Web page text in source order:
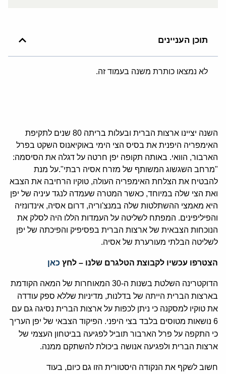
תוכן העניינים
לא נמצאו כותרת משנה בעמוד זה.
השנה יציינו ארצות הברית ובעלות בריתה 80 שנים לתקיפת
האימפריה היפנית את בסיס הצי הימי באוקיאנוס השקט בפרל
הארבור, הוואי. באותה תקופה יפן חרטה על דגלה את הסיסמה:
"מרחב השגשוג המשותף של מזרח אסיה רבתי".על מנת
להבטיח את הצלחת האימפריה העולה, טוקיו הרחיבה את הצבא
ואת הצי שלה במיוחד, כאשר המטרה שעמדה לנגד עיניה של יפן
היא מאמצי ההשתלטות שלה במנצ'וריה, דרום אסיה, אינדונזיה
והפיליפינים. המפתח לשליטה על העמדות הללו היה לסלק את
הנוכחות הצבאית של ארצות הברית בפסיפיק והפיכתה של יפן
לשליטה הבלתי מעורערת של אסיה.
הצטרפו עכשיו לקבוצת הטלגרם שלנו – לחץ כאן
הדוקטרינה השלטת בשנות ה-30 המאוחרות של המאה הקודמת
בארצות הברית הייתה של בדלנות, מדיניות שללא ספק עודדה
את טוקיו למסקנה כי ניתן לכפות על ארצות הברית נסיגה גם עם
6 נושאות מטוסים בלבד בצי היפני. הפיקוד הצבאי של יפן העריך
כי התקפה על פרל הארבור תוביל לפגיעה בביטחון העצמי של
ארצות הברית ולפגיעה אנושה ביכולת להשתקם ממנה.
חשוב לשקף את הנקודה היסטורית הזו גם כיום, בעוד